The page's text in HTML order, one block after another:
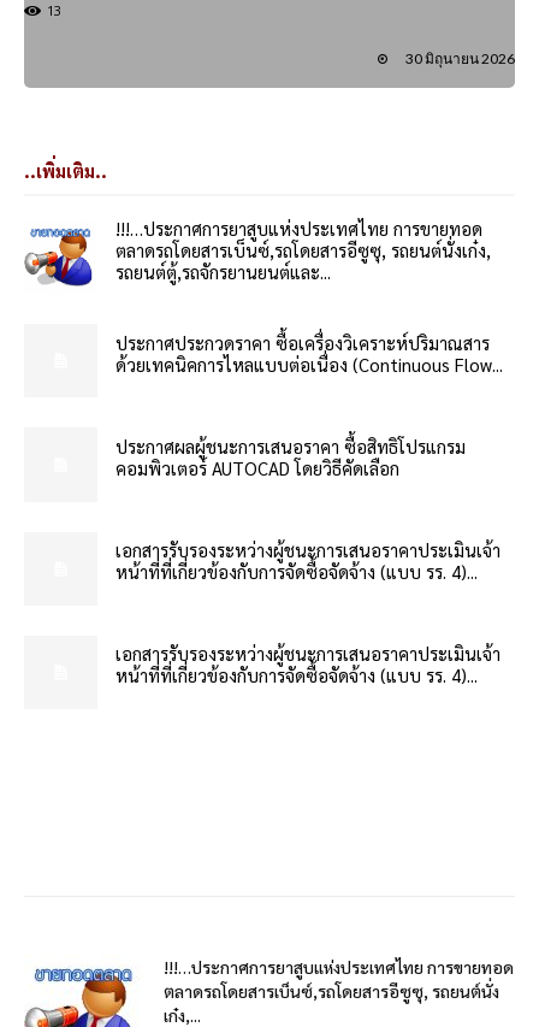
13
30 มิถุนายน 2026
..เพิ่มเติม..
!!!…ประกาศการยาสูบแห่งประเทศไทย การขายทอด
ตลาดรถโดยสารเบ็นซ์,รถโดยสารอีซูซุ, รถยนต์นั่งเก๋ง,
รถยนต์ตู้,รถจักรยานยนต์และ...
ประกาศประกวดราคา ซื้อเครื่องวิเคราะห์ปริมาณสาร
ด้วยเทคนิคการไหลแบบต่อเนื่อง (Continuous Flow...
ประกาศผลผู้ชนะการเสนอราคา ซื้อสิทธิโปรแกรม
คอมพิวเตอร์ AUTOCAD โดยวิธีคัดเลือก
เอกสารรับรองระหว่างผู้ชนะการเสนอราคาประเมินเจ้า
หน้าที่ที่เกี่ยวข้องกับการจัดซื้อจัดจ้าง (แบบ รร. 4)...
เอกสารรับรองระหว่างผู้ชนะการเสนอราคาประเมินเจ้า
หน้าที่ที่เกี่ยวข้องกับการจัดซื้อจัดจ้าง (แบบ รร. 4)...
!!!…ประกาศการยาสูบแห่งประเทศไทย การขายทอด
ตลาดรถโดยสารเบ็นซ์,รถโดยสารอีซูซุ, รถยนต์นั่ง
เก๋ง,...